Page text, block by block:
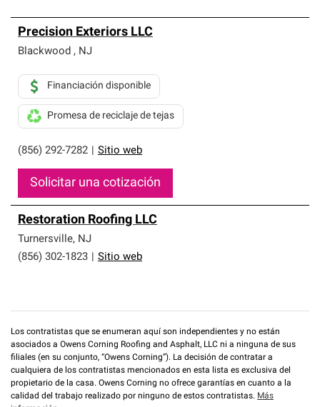
Precision Exteriors LLC
Blackwood , NJ
(856) 292-7282 Sitio web
Financiación disponible
Promesa de reciclaje de tejas
Solicitar una cotización
Restoration Roofing LLC
Turnersville, NJ
(856) 302-1823
Sitio web
Los contratistas que se enumeran aquí son independientes y no están
asociados a Owens Corning Roofing and Asphalt, LLC ni a ninguna de sus
filiales (en su conjunto, “Owens Corning”). La decisión de contratar a
cualquiera de los contratistas mencionados en esta lista es exclusiva del
propietario de la casa. Owens Corning no ofrece garantías en cuanto a la
calidad del trabajo realizado por ninguno de estos contratistas. Más